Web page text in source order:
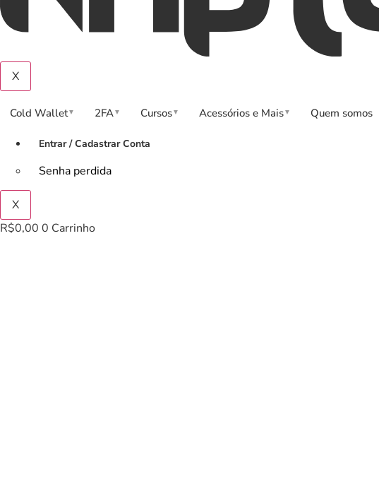
X
Cold Wallet▼ 2FA▼ Cursos▼ Acessórios e Mais▼ Quem somos
Entrar / Cadastrar Conta
Senha perdida
X
R$0,00 0 Carrinho